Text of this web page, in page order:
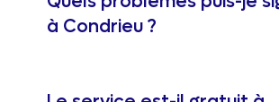
à Condrieu ?